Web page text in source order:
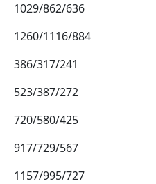
1029/862/636
1260/1116/884
386/317/241
523/387/272
720/580/425
917/729/567
1157/995/727